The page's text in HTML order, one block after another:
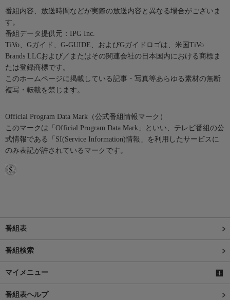
番組内容、放送時間などが実際の放送内容と異なる場合がございま
す。
番組データ提供元：IPG Inc.
TiVo、Gガイド、G-GUIDE、およびGガイドロゴは、米国TiVo
Brands LLCおよび／またはその関連会社の日本国内における商標ま
たは登録商標です。
このホームページに掲載している記事・写真等あらゆる素材の無断
複写・転載を禁じます。
Official Program Data Mark（公式番組情報マーク）
このマークは「Official Program Data Mark」といい、テレビ番組の公
式情報である「SI(Service Information)情報」を利用したサービスに
のみ表記が許されているマークです。
番組表
番組検索
マイメニュー
番組表ヘルプ